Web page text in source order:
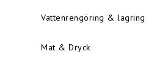
Vattenrengöring & lagring
Mat & Dryck